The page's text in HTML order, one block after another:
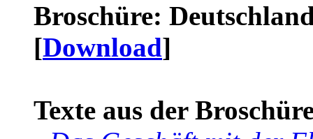
Broschüre:
[Download]
Texte aus der